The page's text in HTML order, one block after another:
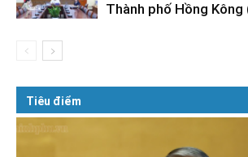
Thành phố Hồng
Tiêu điểm